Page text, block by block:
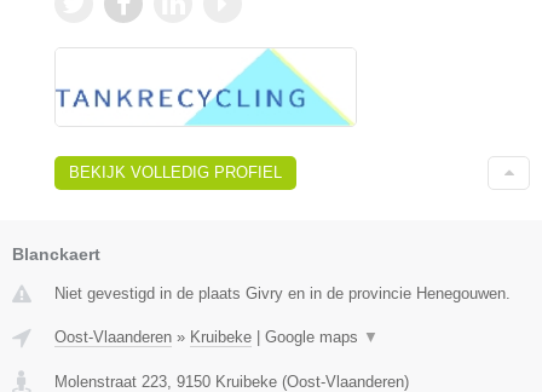
BEKIJK VOLLEDIG PROFIEL
Blanckaert
Niet gevestigd in de plaats Givry en in de provincie Henegouwen.
Oost-Vlaanderen » Kruibeke Google maps ▼
Molenstraat 223 9150 Kruibeke (Oost-Vlaanderen)